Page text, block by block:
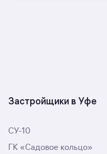
Застройщики в Уфе
СУ-10
ГК «Садовое кольцо»